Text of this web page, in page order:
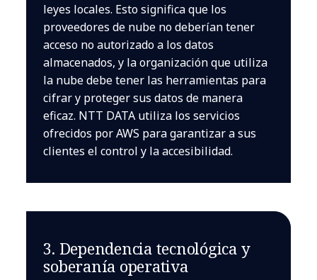
leyes locales. Esto significa que los
proveedores de nube no deberían tener
acceso no autorizado a los datos
almacenados, y la organización que utiliza
la nube debe tener las herramientas para
cifrar y proteger sus datos de manera
eficaz. NTT DATA utiliza los servicios
ofrecidos por AWS para garantizar a sus
clientes el control y la accesibilidad.
3. Dependencia tecnológica y
soberanía operativa